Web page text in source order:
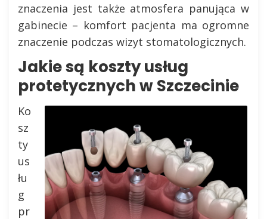
znaczenia jest także atmosfera panująca w
gabinecie – komfort pacjenta ma ogromne
znaczenie podczas wizyt stomatologicznych.
Jakie są koszty usług
protetycznych w Szczecinie
Ko
sz
ty
us
łu
g
pr